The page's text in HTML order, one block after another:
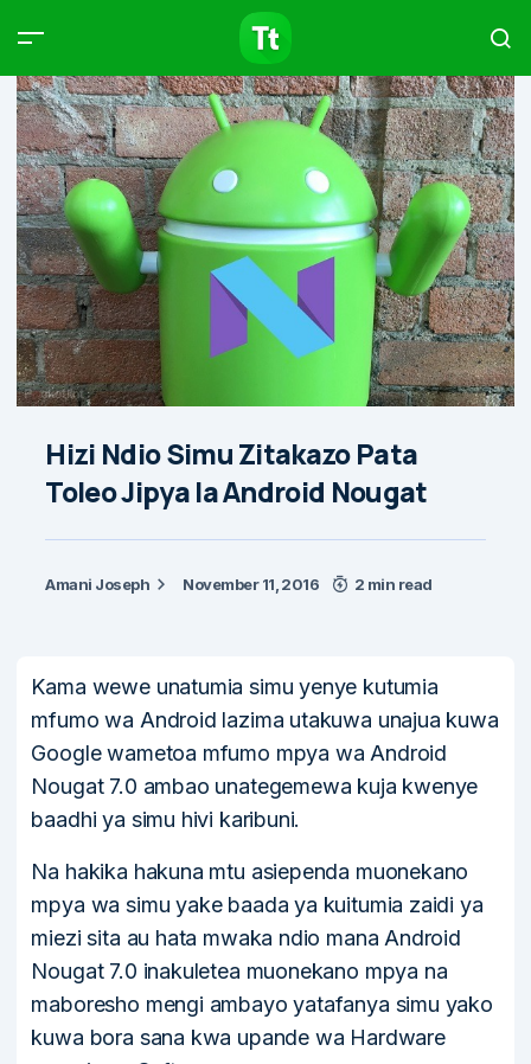
Hizi Ndio Simu Zitakazo Pata
Toleo Jipya la Android Nougat
Amani Joseph November 11, 2016 2 min read
Kama wewe unatumia simu yenye kutumia
mfumo wa Android lazima utakuwa unajua kuwa
Google wametoa mfumo mpya wa Android
Nougat 7.0 ambao unategemewa kuja kwenye
baadhi ya simu hivi karibuni.
Na hakika hakuna mtu asiependa muonekano
mpya wa simu yake baada ya kuitumia zaidi ya
miezi sita au hata mwaka ndio mana Android
Nougat 7.0 inakuletea muonekano mpya na
maboresho mengi ambayo yatafanya simu yako
kuwa bora sana kwa upande wa Hardware
Products Articles
Type to start searching…